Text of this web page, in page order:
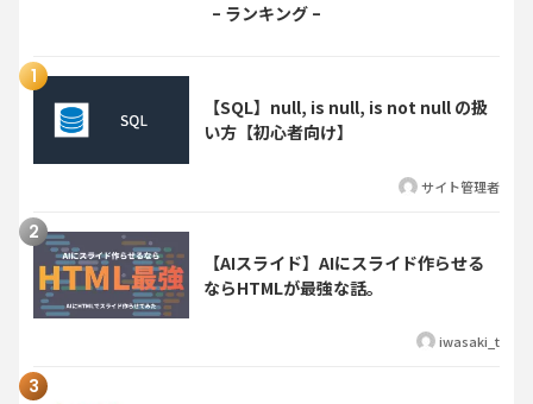
【SQL】null, is null, is not null の扱
い方【初心者向け】
サイト管理者
【AIスライド】AIにスライド作らせる
ならHTMLが最強な話。
iwasaki_t